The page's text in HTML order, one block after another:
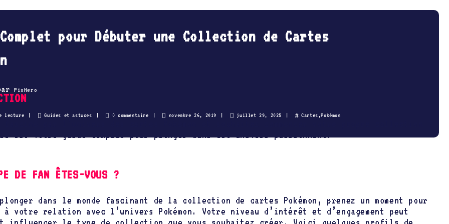
pour Débuter une Collection de Cartes
PixHero
lecture Guides et astuces 0 commentaire novembre 26, 2019 juillet 29, 2025 Cartes ,Pokémon
DE FAN ÊTES-VOUS ?
dans le monde fascinant de la collection de cartes Pokémon, prenez un moment pour
votre relation avec l’univers Pokémon. Votre niveau d’intérêt et d’engagement peut